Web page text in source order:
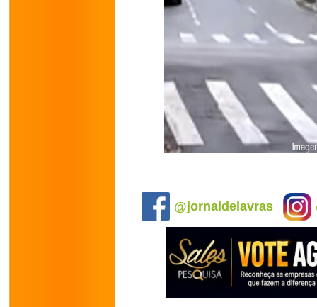
@jornaldelavras